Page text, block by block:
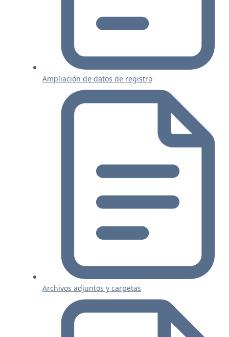
Ampliación de datos de registro
Archivos adjuntos y carpetas